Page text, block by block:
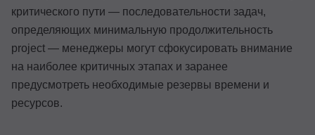
критического пути — последовательности задач,
определяющих минимальную продолжительность
project — менеджеры могут сфокусировать внимание
на наиболее критичных этапах и заранее
предусмотреть необходимые резервы времени и
ресурсов.